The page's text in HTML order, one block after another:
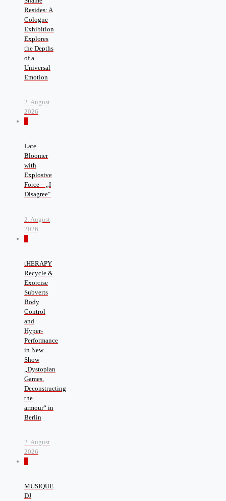
Resides: A
Cologne
Exhibition
Explores
the Depths
of a
Universal
Emotion
2. August
2026
Late
Bloomer
with
Explosive
Force – „I
Disagree“
2. August
2026
tHERAPY
Recycle &
Exorcise
Subverts
Body
Control
and
Hyper-
Performance
in New
Show
„Dystopian
Games.
Deconstructing
the
armour“ in
Berlin
2. August
2026
MUSIQUE
DJ